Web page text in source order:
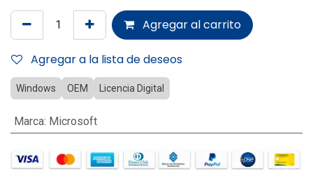
Agregar al carrito
Agregar a la lista de deseos
Windows OEM Licencia Digital
Marca: Microsoft